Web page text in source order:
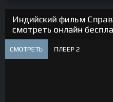
Индийский фильм
смотреть онлайн
СМОТРЕТЬ ПЛЕЕР 2